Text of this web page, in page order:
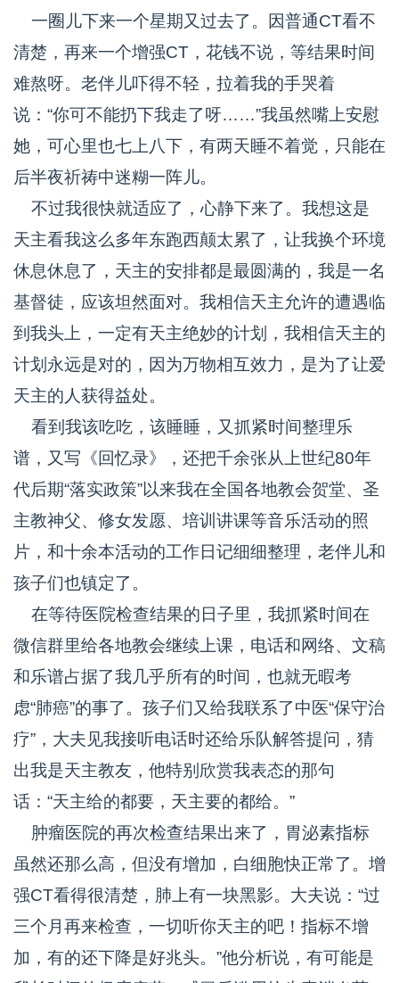
一圈儿下来一个星期又过去了。因普通CT看不
清楚，再来一个增强CT，花钱不说，等结果时间
难熬呀。老伴儿吓得不轻，拉着我的手哭着
说：“你可不能扔下我走了呀……”我虽然嘴上安慰
她，可心里也七上八下，有两天睡不着觉，只能在
后半夜祈祷中迷糊一阵儿。
不过我很快就适应了，心静下来了。我想这是
天主看我这么多年东跑西颠太累了，让我换个环境
休息休息了，天主的安排都是最圆满的，我是一名
基督徒，应该坦然面对。我相信天主允许的遭遇临
到我头上，一定有天主绝妙的计划，我相信天主的
计划永远是对的，因为万物相互效力，是为了让爱
天主的人获得益处。
看到我该吃吃，该睡睡，又抓紧时间整理乐
谱，又写《回忆录》，还把千余张从上世纪80年
代后期“落实政策”以来我在全国各地教会贺堂、圣
主教神父、修女发愿、培训讲课等音乐活动的照
片，和十余本活动的工作日记细细整理，老伴儿和
孩子们也镇定了。
在等待医院检查结果的日子里，我抓紧时间在
微信群里给各地教会继续上课，电话和网络、文稿
和乐谱占据了我几乎所有的时间，也就无暇考
虑“肺癌”的事了。孩子们又给我联系了中医“保守治
疗”，大夫见我接听电话时还给乐队解答提问，猜
出我是天主教友，他特别欣赏我表态的那句
话：“天主给的都要，天主要的都给。”
肿瘤医院的再次检查结果出来了，胃泌素指标
虽然还那么高，但没有增加，白细胞快正常了。增
强CT看得很清楚，肺上有一块黑影。大夫说：“过
三个月再来检查，一切听你天主的吧！指标不增
加，有的还下降是好兆头。”他分析说，有可能是